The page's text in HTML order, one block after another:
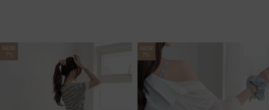
NEW
7%
NEW
7%